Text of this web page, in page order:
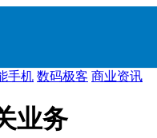
手机 数码极客 商业资讯
业务